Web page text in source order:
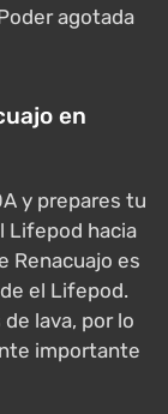
agotada
en
y prepares tu
Lifepod hacia
Renacuajo es
el Lifepod.
lava, por lo
importante